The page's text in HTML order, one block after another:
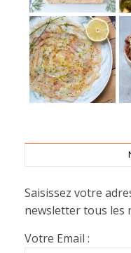
Saisissez votre
newsletter tous les
Votre Email :